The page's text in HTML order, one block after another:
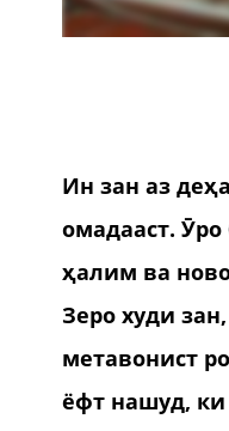
Ин зан аз
омадааст.
ҳалим ва
Зеро худи
метавонист
ёфт нашуд, ки